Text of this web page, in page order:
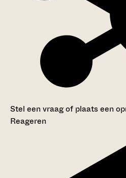
Stel een vraag of plaats een
Reageren